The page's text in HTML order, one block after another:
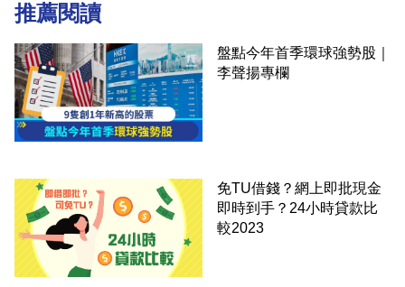
推薦閱讀
盤點今年首季環球強勢股｜
李聲揚專欄
免TU借錢？網上即批現金
即時到手？24小時貸款比
較2023